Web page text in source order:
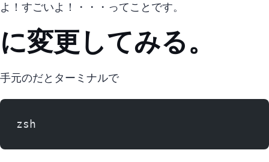
よ！ すごいよ！ ・・・ってことです。
zshに変更してみる。
手元のmacだとターミナルで
zsh